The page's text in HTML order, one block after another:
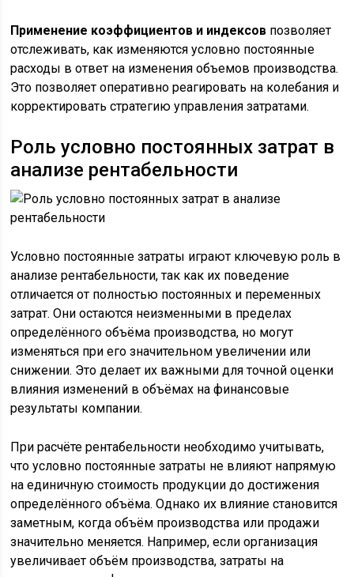
Применение коэффициентов и индексов позволяет
отслеживать, как изменяются условно постоянные
расходы в ответ на изменения объемов производства.
Это позволяет оперативно реагировать на колебания и
корректировать стратегию управления затратами.
Роль условно постоянных затрат в
анализе рентабельности
Условно постоянные затраты играют ключевую роль в
анализе рентабельности, так как их поведение
отличается от полностью постоянных и переменных
затрат. Они остаются неизменными в пределах
определённого объёма производства, но могут
изменяться при его значительном увеличении или
снижении. Это делает их важными для точной оценки
влияния изменений в объёмах на финансовые
результаты компании.
При расчёте рентабельности необходимо учитывать,
что условно постоянные затраты не влияют напрямую
на единичную стоимость продукции до достижения
определённого объёма. Однако их влияние становится
заметным, когда объём производства или продажи
значительно меняется. Например, если организация
увеличивает объём производства, затраты на